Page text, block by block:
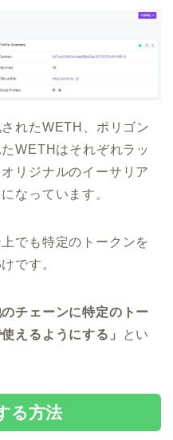
れたWETH、ポリゴン
WETHはそれぞれラッ
リジナルのイーサリア
なっています。
でも特定のトークンを
です。
のチェーンに特定のトー
えるようにする」
とい
る方法